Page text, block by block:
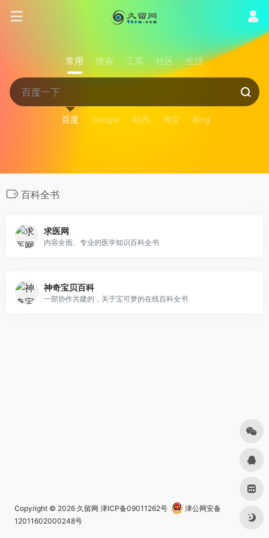
常用 搜索 工具 社区 生活
百度 Google 站内 淘宝 Bing
百科全书
求医网
内容全面、专业的医学知识百科全书
神奇宝贝百科
一部协作共建的，关于宝可梦的在线百科全书
Copyright © 2026 久留网 津ICP备09011262号
津公网安备
12011602000248号